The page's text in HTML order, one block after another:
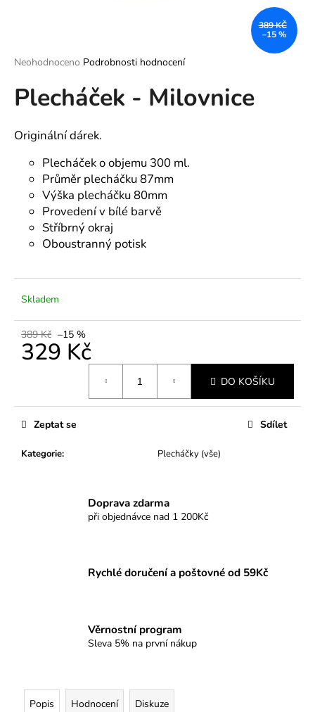
Průměrné
produktu
je
z
5
hvězdiček.
Neohodnoceno Podrobnosti hodnocení
Plecháček - Milovnice
Originální dárek.
Plecháček o objemu 300 ml.
Průměr plecháčku 87mm
Výška plecháčku 80mm
Provedení v bílé barvě
Stříbrný okraj
Oboustranný potisk
Skladem
389 Kč –15 %
329 Kč
DO KOŠÍKU
Kategorie: Plecháčky (vše)
Zeptat se Sdílet
389 KČ
–15 %
Doprava zdarma
při objednávce nad 1 200Kč
Rychlé doručení a poštovné od 59Kč
Věrnostní program
Sleva 5% na první nákup
Popis Hodnocení Diskuze
í
t
?
HLEDAT
u
č
u